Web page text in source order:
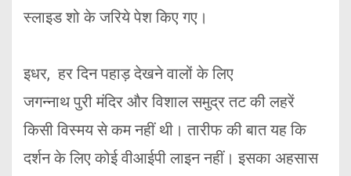
स्लाइड शो के जरिये पेश किए गए।
इधर, हर दिन पहाड़ देखने वालों के लिए
जगन्नाथ पुरी मंदिर और विशाल समुद्र तट की लहरें
किसी विस्मय से कम नहीं थी। तारीफ की बात यह कि
दर्शन के लिए कोई वीआईपी लाइन नहीं। इसका अहसास